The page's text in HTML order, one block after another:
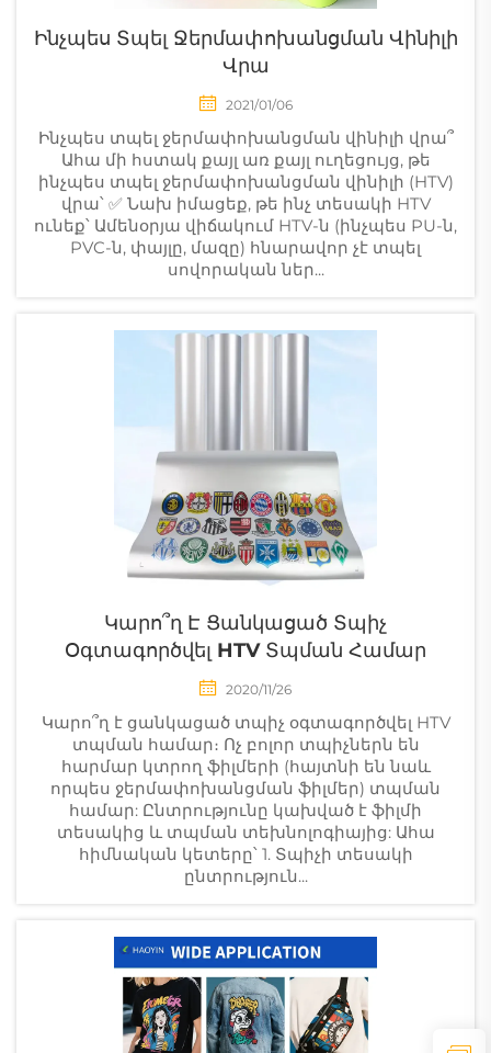
Ինչպես Տպել Ջերմափոխանցման Վինիլի
Վրա
2021/01/06
Ինչպես տպել ջերմափոխանցման վինիլի վրա՞
Ահա մի հստակ քայլ առ քայլ ուղեցույց, թե
ինչպես տպել ջերմափոխանցման վինիլի (HTV)
վրա՝ ✅ Նախ իմացեք, թե ինչ տեսակի HTV
ունեք՝ Ամենօրյա վիճակում HTV-ն (ինչպես PU-ն,
PVC-ն, փայլը, մազը) հնարավոր չէ տպել
սովորական ներ...
Կարո՞ղ Է Ցանկացած Տպիչ
Օգտագործվել HTV Տպման Համար
2020/11/26
Կարո՞ղ է ցանկացած տպիչ օգտագործվել HTV
տպման համար։ Ոչ բոլոր տպիչներն են
հարմար կտրող ֆիլմերի (հայտնի են նաև
որպես ջերմափոխանցման ֆիլմեր) տպման
համար: Ընտրությունը կախված է ֆիլմի
տեսակից և տպման տեխնոլոգիայից: Ահա
հիմնական կետերը՝ 1. Տպիչի տեսակի
ընտրություն...